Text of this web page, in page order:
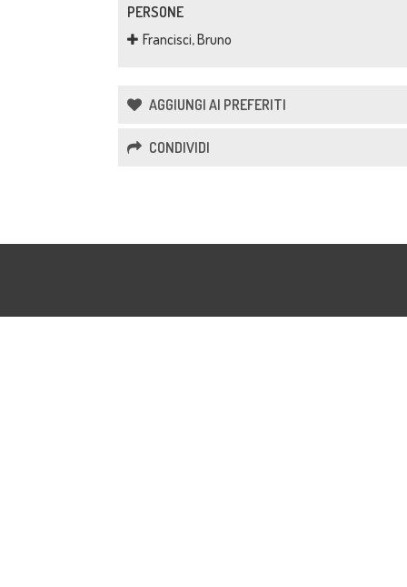
PERSONE
Francisci, Bruno
AGGIUNGI AI PREFERITI
CONDIVIDI